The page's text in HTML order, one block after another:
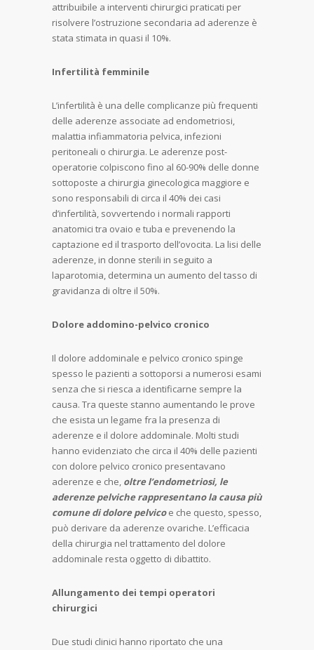
attribuibile a interventi chirurgici praticati per
risolvere l’ostruzione secondaria ad aderenze è
stata stimata in quasi il 10%.
Infertilità femminile
L’infertilità è una delle complicanze più frequenti
delle aderenze associate ad endometriosi,
malattia infiammatoria pelvica, infezioni
peritoneali o chirurgia. Le aderenze post-
operatorie colpiscono fino al 60-90% delle donne
sottoposte a chirurgia ginecologica maggiore e
sono responsabili di circa il 40% dei casi
d’infertilità, sovvertendo i normali rapporti
anatomici tra ovaio e tuba e prevenendo la
captazione ed il trasporto dell’ovocita. La lisi delle
aderenze, in donne sterili in seguito a
laparotomia, determina un aumento del tasso di
gravidanza di oltre il 50%.
Dolore addomino-pelvico cronico
Il dolore addominale e pelvico cronico spinge
spesso le pazienti a sottoporsi a numerosi esami
senza che si riesca a identificarne sempre la
causa. Tra queste stanno aumentando le prove
che esista un legame fra la presenza di
aderenze e il dolore addominale. Molti studi
hanno evidenziato che circa il 40% delle pazienti
con dolore pelvico cronico presentavano
aderenze e che, oltre l’endometriosi, le
aderenze pelviche rappresentano la causa più
comune di dolore pelvicoe che questo, spesso,
può derivare da aderenze ovariche. L’efficacia
della chirurgia nel trattamento del dolore
addominale resta oggetto di dibattito.
Allungamento dei tempi operatori
chirurgici
Due studi clinici hanno riportato che una